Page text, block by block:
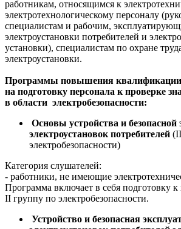
работникам, относящимся к
электротехнологическому персоналу
специалистам и рабочим,
электроустановки потребителей и
установки), специалистам по охране
электроустановки.
Программы повышения
на подготовку персонала к проверке
в области электробезопасности:
Основы устройства и безопасной
электроустановок потребителей
электробезопасности)
Категория слушателей:
- работники, не имеющие
Программа включает в себя подготовку к
II группу по электробезопасности.
Устройство и безопасная